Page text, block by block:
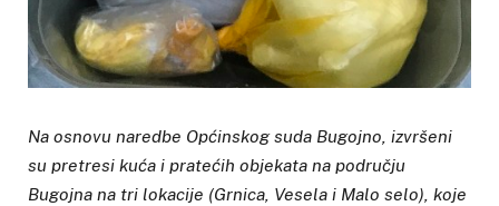
Na osnovu naredbe Općinskog suda Bugojno, izvršeni
su pretresi kuća i pratećih objekata na području
Bugojna na tri lokacije (Grnica, Vesela i Malo selo), koje